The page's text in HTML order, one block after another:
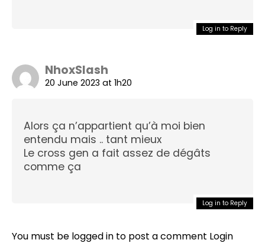
Log in to Reply
NhoxSlash
20 June 2023 at 1h20
Alors ça n’appartient qu’à moi bien
entendu mais .. tant mieux
Le cross gen a fait assez de dégâts
comme ça
Log in to Reply
You must be logged in to post a comment Login